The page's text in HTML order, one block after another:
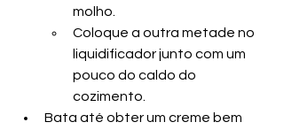
molho.
Coloque a outra metade no
liquidificador junto com um
pouco do caldo do
cozimento.
Bata até obter um creme bem